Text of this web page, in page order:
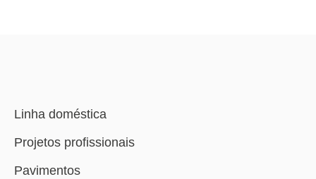
Linha doméstica
Projetos profissionais
Pavimentos